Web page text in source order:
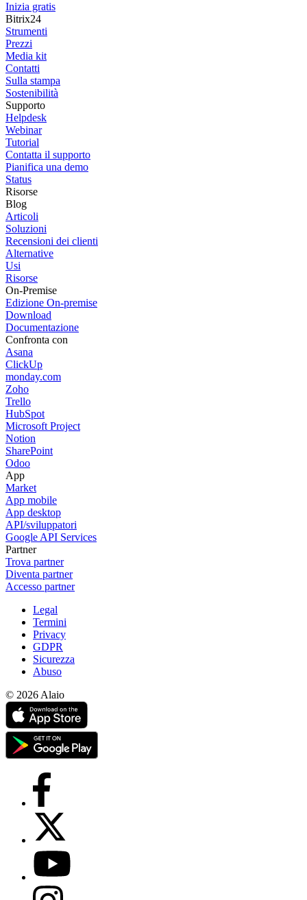
Inizia gratis
Bitrix24
Strumenti
Prezzi
Media kit
Contatti
Sulla stampa
Sostenibilità
Supporto
Helpdesk
Webinar
Tutorial
Contatta il supporto
Pianifica una demo
Status
Risorse
Blog
Articoli
Soluzioni
Recensioni dei clienti
Alternative
Usi
Risorse
On-Premise
Edizione On-premise
Download
Documentazione
Confronta con
Asana
ClickUp
monday.com
Zoho
Trello
HubSpot
Microsoft Project
Notion
SharePoint
Odoo
App
Market
App mobile
App desktop
API/sviluppatori
Google API Services
Partner
Trova partner
Diventa partner
Accesso partner
Legal
Termini
Privacy
GDPR
Sicurezza
Abuso
© 2026 Alaio